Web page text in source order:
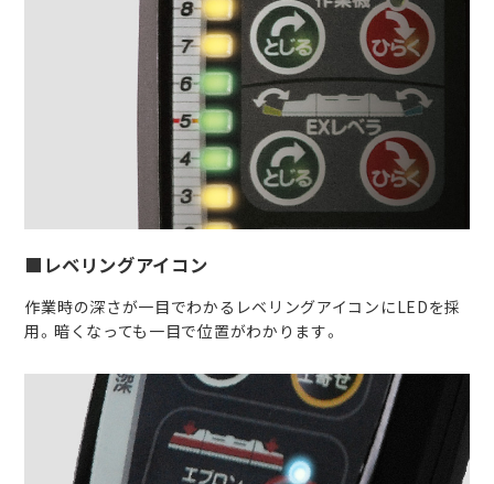
■レベリングアイコン
作業時の深さが一目でわかるレベリングアイコンにLEDを採
用。暗くなっても一目で位置がわかります。